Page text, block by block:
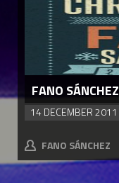
FANO
14 DECEMBER 2011
FANO SÁNCHEZ